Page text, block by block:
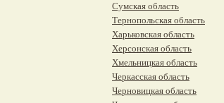
Сумская область
Тернопольская область
Харьковская область
Херсонская область
Хмельницкая область
Черкасская область
Черновицкая область